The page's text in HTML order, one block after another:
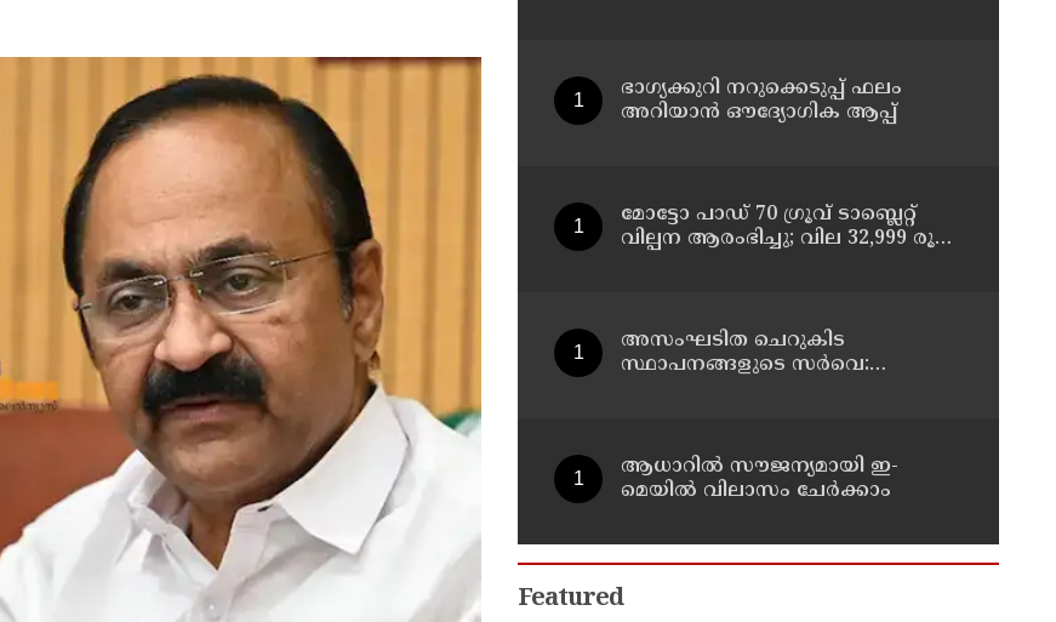
ഭാഗ്യക്കുറി നറുക്കെടുപ്പ് ഫലം
അറിയാൻ ഔദ്യോഗിക ആപ്പ്
മോട്ടോ പാഡ് 70 ഗ്രൂവ് ടാബ്ലെറ്റ്
വില്പന ആരംഭിച്ചു; വില 32,999 രൂപ
അസംഘടിത ചെറുകിട
സ്ഥാപനങ്ങളുടെ സർവെ:
ആധാറിൽ സൗജന്യമായി ഇ-
മെയിൽ വിലാസം ചേർക്കാം
Featured